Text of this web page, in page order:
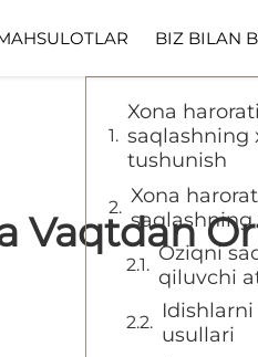
BIZ BILAN
Vaqtdan
Mundarija
Xona
saqlashning
tushunish
Xona
Oziqni
qiluvchi
usullari